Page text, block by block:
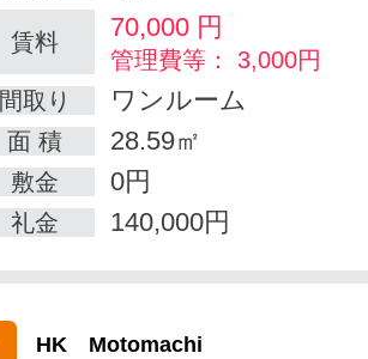
賃料 70,000 円
管理費等： 3,000円
間取り
ワンルーム
面 積 28.59㎡
敷金 0円
礼金 140,000円
HK Motomachi